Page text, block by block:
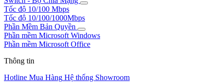
Tốc độ 10/100 Mbps
Tốc độ 10/100/1000Mbps
Phần Mềm Bản Quyền
Phần mềm Microsoft Windows
Phần mềm Microsoft Office
Thông tin
Hotline Mua Hàng Hệ thống Showroom